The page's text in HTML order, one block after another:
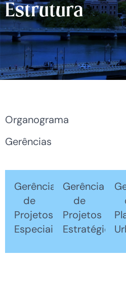
Estrutura
Organograma
Gerências
Gerência
de
Projetos
Especiais
Gerência
de
Projetos
Estratégicos